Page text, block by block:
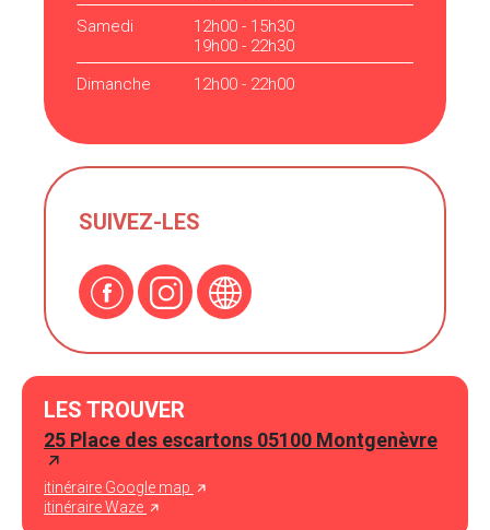
Samedi
12h00 - 15h30
19h00 - 22h30
Dimanche
12h00 - 22h00
SUIVEZ-LES
LES TROUVER
25 Place des escartons 05100 Montgenèvre
itinéraire Google map
itinéraire Waze